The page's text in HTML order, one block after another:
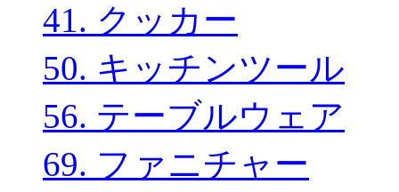
41. クッカー
50. キッチンツール
56. テーブルウェア
69. ファニチャー